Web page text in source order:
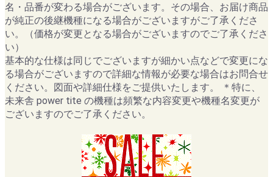
名・品番が変わる場合がございます。その場合、お届け商品
が純正の後継機種になる場合がございますがご了承くださ
い。（価格が変更となる場合がございますのでご了承くださ
い）
基本的な仕様は同じでございますが細かい点などで変更にな
る場合がございますので詳細な情報が必要な場合はお問合せ
ください。図面や詳細仕様をご提供いたします。 ＊特に、
未来舎 power tite の機種は頻繁な内容変更や機種名変更が
ございますのでご了承ください。